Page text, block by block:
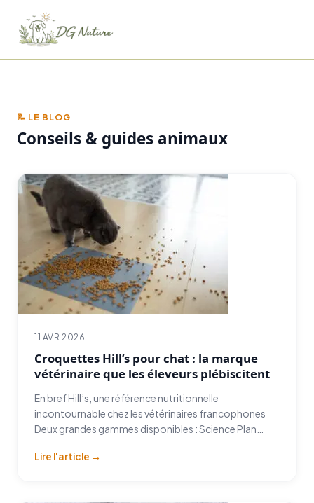
📝 LE BLOG
Conseils & guides animaux
11 AVR 2026
Croquettes Hill’s pour chat : la marque
vétérinaire que les éleveurs plébiscitent
En bref Hill’s, une référence nutritionnelle
incontournable chez les vétérinaires francophones
Deux grandes gammes disponibles : Science Plan…
Lire l'article →